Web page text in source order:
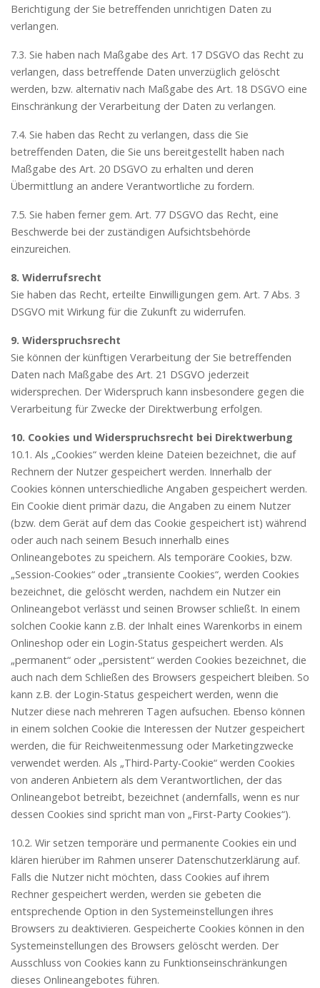
Berichtigung der Sie betreffenden unrichtigen Daten zu
verlangen.
7.3. Sie haben nach Maßgabe des Art. 17 DSGVO das Recht zu
verlangen, dass betreffende Daten unverzüglich gelöscht
werden, bzw. alternativ nach Maßgabe des Art. 18 DSGVO eine
Einschränkung der Verarbeitung der Daten zu verlangen.
7.4. Sie haben das Recht zu verlangen, dass die Sie
betreffenden Daten, die Sie uns bereitgestellt haben nach
Maßgabe des Art. 20 DSGVO zu erhalten und deren
Übermittlung an andere Verantwortliche zu fordern.
7.5. Sie haben ferner gem. Art. 77 DSGVO das Recht, eine
Beschwerde bei der zuständigen Aufsichtsbehörde
einzureichen.
8. Widerrufsrecht
Sie haben das Recht, erteilte Einwilligungen gem. Art. 7 Abs. 3
DSGVO mit Wirkung für die Zukunft zu widerrufen.
9. Widerspruchsrecht
Sie können der künftigen Verarbeitung der Sie betreffenden
Daten nach Maßgabe des Art. 21 DSGVO jederzeit
widersprechen. Der Widerspruch kann insbesondere gegen die
Verarbeitung für Zwecke der Direktwerbung erfolgen.
10. Cookies und Widerspruchsrecht bei Direktwerbung
10.1. Als „Cookies“ werden kleine Dateien bezeichnet, die auf
Rechnern der Nutzer gespeichert werden. Innerhalb der
Cookies können unterschiedliche Angaben gespeichert werden.
Ein Cookie dient primär dazu, die Angaben zu einem Nutzer
(bzw. dem Gerät auf dem das Cookie gespeichert ist) während
oder auch nach seinem Besuch innerhalb eines
Onlineangebotes zu speichern. Als temporäre Cookies, bzw.
„Session-Cookies“ oder „transiente Cookies“, werden Cookies
bezeichnet, die gelöscht werden, nachdem ein Nutzer ein
Onlineangebot verlässt und seinen Browser schließt. In einem
solchen Cookie kann z.B. der Inhalt eines Warenkorbs in einem
Onlineshop oder ein Login-Status gespeichert werden. Als
„permanent“ oder „persistent“ werden Cookies bezeichnet, die
auch nach dem Schließen des Browsers gespeichert bleiben. So
kann z.B. der Login-Status gespeichert werden, wenn die
Nutzer diese nach mehreren Tagen aufsuchen. Ebenso können
in einem solchen Cookie die Interessen der Nutzer gespeichert
werden, die für Reichweitenmessung oder Marketingzwecke
verwendet werden. Als „Third-Party-Cookie“ werden Cookies
von anderen Anbietern als dem Verantwortlichen, der das
Onlineangebot betreibt, bezeichnet (andernfalls, wenn es nur
dessen Cookies sind spricht man von „First-Party Cookies“).
10.2. Wir setzen temporäre und permanente Cookies ein und
klären hierüber im Rahmen unserer Datenschutzerklärung auf.
Falls die Nutzer nicht möchten, dass Cookies auf ihrem
Rechner gespeichert werden, werden sie gebeten die
entsprechende Option in den Systemeinstellungen ihres
Browsers zu deaktivieren. Gespeicherte Cookies können in den
Systemeinstellungen des Browsers gelöscht werden. Der
Ausschluss von Cookies kann zu Funktionseinschränkungen
dieses Onlineangebotes führen.